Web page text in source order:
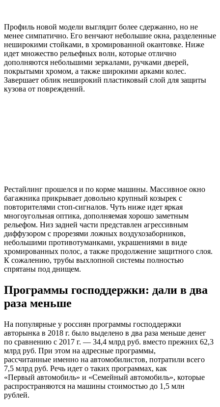
Профиль новой модели выглядит более сдержанно, но не
менее симпатично. Его венчают небольшие окна, разделенные
неширокими стойками, в хромированной окантовке. Ниже
идет множество рельефных волн, которые отлично
дополняются небольшими зеркалами, ручками дверей,
покрытыми хромом, а также широкими арками колес.
Завершает облик неширокий пластиковый слой для защиты
кузова от повреждений.
Рестайлинг прошелся и по корме машины. Массивное окно
багажника прикрывает довольно крупный козырек с
повторителями стоп-сигналов. Чуть ниже идет яркая
многоугольная оптика, дополняемая хорошо заметным
рельефом. Низ задней части представлен агрессивным
диффузором с прорезями ложных воздухозаборников,
небольшими противотуманками, украшениями в виде
хромированных полос, а также продолжение защитного слоя.
К сожалению, трубы выхлопной системы полностью
спрятаны под днищем.
Программы господдержки: дали в два
раза меньше
На популярные у россиян программы господдержки
авторынка в 2018 г. было выделено в два раза меньше денег
по сравнению с 2017 г. — 34,4 млрд руб. вместо прежних 62,3
млрд руб. При этом на адресные программы,
рассчитанные именно на автомобилистов, потратили всего
7,5 млрд руб. Речь идет о таких программах, как
«Первый автомобиль» и «Семейный автомобиль», которые
распространяются на машины стоимостью до 1,5 млн
рублей.